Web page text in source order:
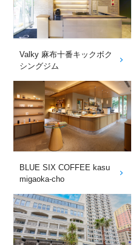
Valky 麻布十番キックボク
シングジム
BLUE SIX COFFEE kasu
migaoka-cho